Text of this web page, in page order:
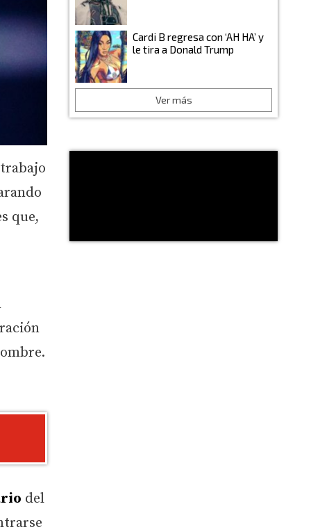
que,
del
Cardi B regresa con ‘AH HA’ y
le tira a Donald Trump
Ver más